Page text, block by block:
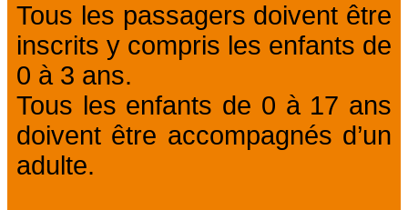
Tous les passagers doivent être
inscrits y compris les enfants de
0 à 3 ans.
Tous les enfants de 0 à 17 ans
doivent être accompagnés d’un
adulte.